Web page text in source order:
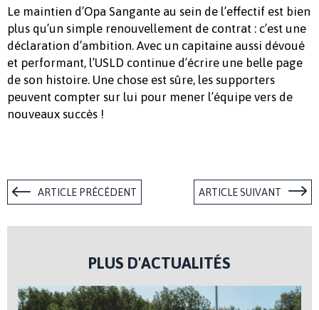
Le maintien d’Opa Sangante au sein de l’effectif est bien
plus qu’un simple renouvellement de contrat : c’est une
déclaration d’ambition. Avec un capitaine aussi dévoué
et performant, l’USLD continue d’écrire une belle page
de son histoire. Une chose est sûre, les supporters
peuvent compter sur lui pour mener l’équipe vers de
nouveaux succès !
ARTICLE PRÉCÉDENT ARTICLE SUIVANT
PLUS D'ACTUALITÉS